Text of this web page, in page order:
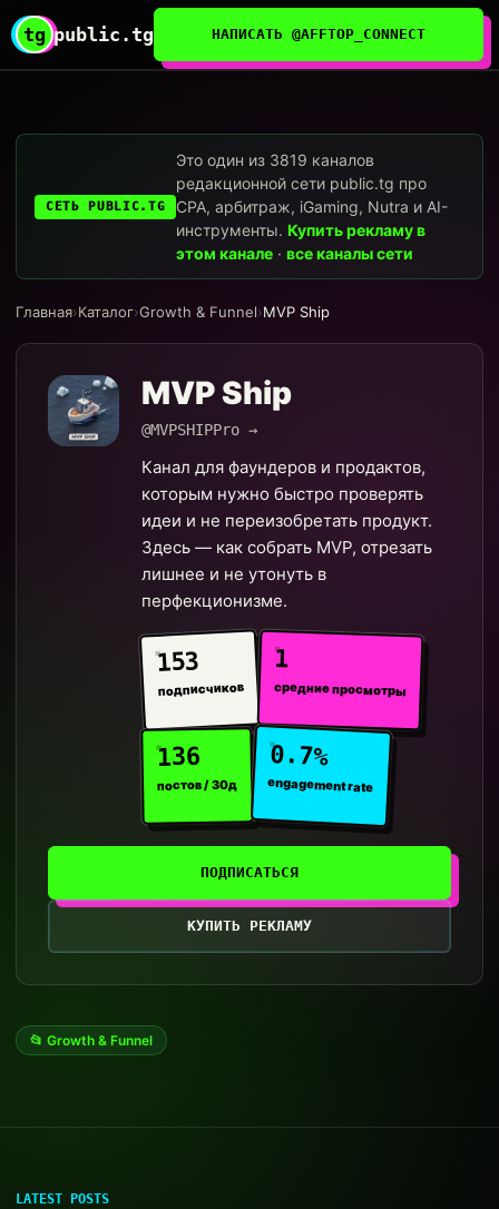
tg public.tg НАПИСАТЬ @AFFTOP_CONNECT
СЕТЬ PUBLIC.TG
Это один из 3819 каналов
редакционной сети public.tg про
CPA, арбитраж, iGaming, Nutra и AI-
инструменты.Купить рекламу в
этом канале ·все каналы сети
Главная›Каталог›Growth & Funnel›MVP Ship
MVP Ship
@MVPSHIPPro →
Канал для фаундеров и продактов,
которым нужно быстро проверять
идеи и не переизобретать продукт.
Здесь — как собрать MVP, отрезать
лишнее и не утонуть в
перфекционизме.
153
подписчиков
1
средние просмотры
136
постов / 30д
0.7%
engagement rate
ПОДПИСАТЬСЯ
КУПИТЬ РЕКЛАМУ
📂 Growth & Funnel
LATEST POSTS